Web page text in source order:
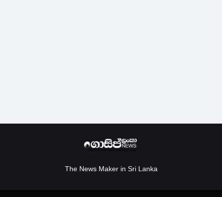
The News Maker in Sri Lanka